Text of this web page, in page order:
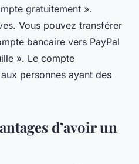
gratuitement ».
Vous pouvez transférer
bancaire vers PayPal
». Le compte
personnes ayant des
d’avoir un